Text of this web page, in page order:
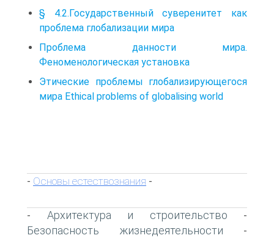
§ 4.2.Государственный суверенитет как
проблема глобализации мира
Проблема данности мира.
Феноменологическая установка
Этические проблемы глобализирующегося
мира Ethical problems of globalising world
- Основы естествознания -
- Архитектура и строительство -
Безопасность жизнедеятельности -